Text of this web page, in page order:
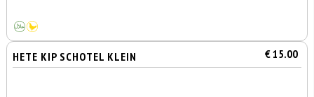
HETE KIP SCHOTEL KLEIN € 15.00